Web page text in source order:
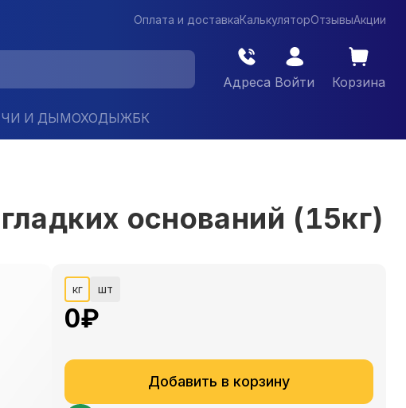
Оплата и доставкаКалькуляторОтзывыАкции
Адреса Войти Корзина
И ДЫМОХОДЫЖБК
оснований (15кг)
кг шт
0₽
Добавить в корзину